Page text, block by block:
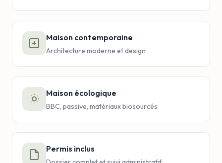
Maison contemporaine
Architecture moderne et design
Maison écologique
BBC, passive, matériaux biosourcés
Permis inclus